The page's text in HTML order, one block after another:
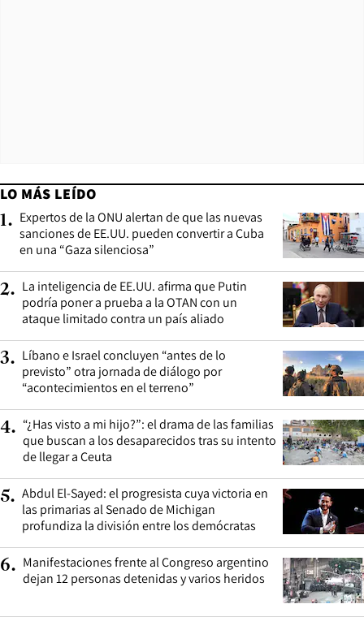
LO MÁS LEÍDO
1. Expertos de la ONU alertan de que las nuevas
sanciones de EE.UU. pueden convertir a Cuba
en una “Gaza silenciosa”
2. La inteligencia de EE.UU. afirma que Putin
podría poner a prueba a la OTAN con un
ataque limitado contra un país aliado
3. Líbano e Israel concluyen “antes de lo
previsto” otra jornada de diálogo por
“acontecimientos en el terreno”
4. “¿Has visto a mi hijo?”: el drama de las familias
que buscan a los desaparecidos tras su intento
de llegar a Ceuta
5. Abdul El-Sayed: el progresista cuya victoria en
las primarias al Senado de Michigan
profundiza la división entre los demócratas
6. Manifestaciones frente al Congreso argentino
dejan 12 personas detenidas y varios heridos